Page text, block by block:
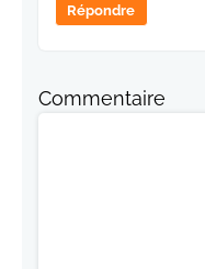
Répondre
Commentaire